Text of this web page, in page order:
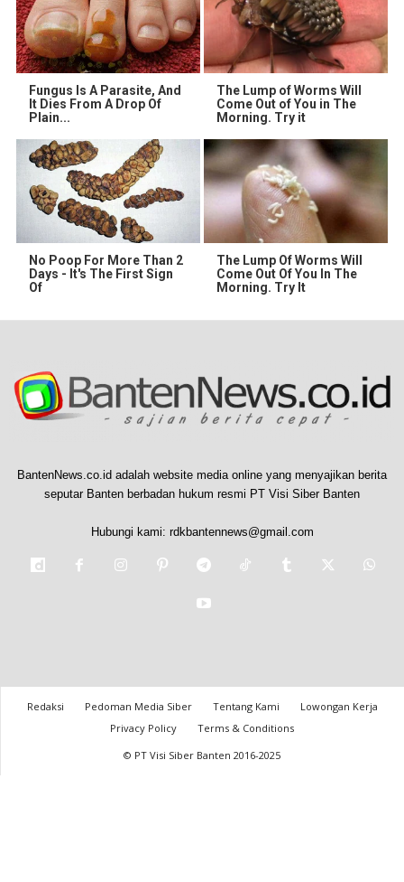
Fungus Is A Parasite, And
It Dies From A Drop Of
Plain...
The Lump of Worms Will
Come Out of You in The
Morning. Try it
No Poop For More Than 2
Days - It's The First Sign
Of
The Lump Of Worms Will
Come Out Of You In The
Morning. Try It
BantenNews.co.id adalah website media online yang menyajikan berita
seputar Banten berbadan hukum resmi PT Visi Siber Banten
Hubungi kami: rdkbantennews@gmail.com
Redaksi Pedoman Media Siber Tentang Kami
Lowongan Kerja
Privacy Policy
Terms & Conditions
© PT Visi Siber Banten 2016-2025